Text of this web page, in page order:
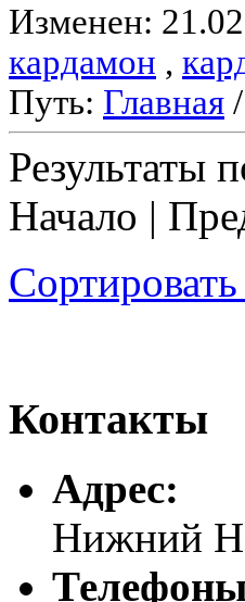
Изменен:
кардамон ,
Путь: Главная /
Результаты
Начало |
Контакты
Адреc:
Нижний